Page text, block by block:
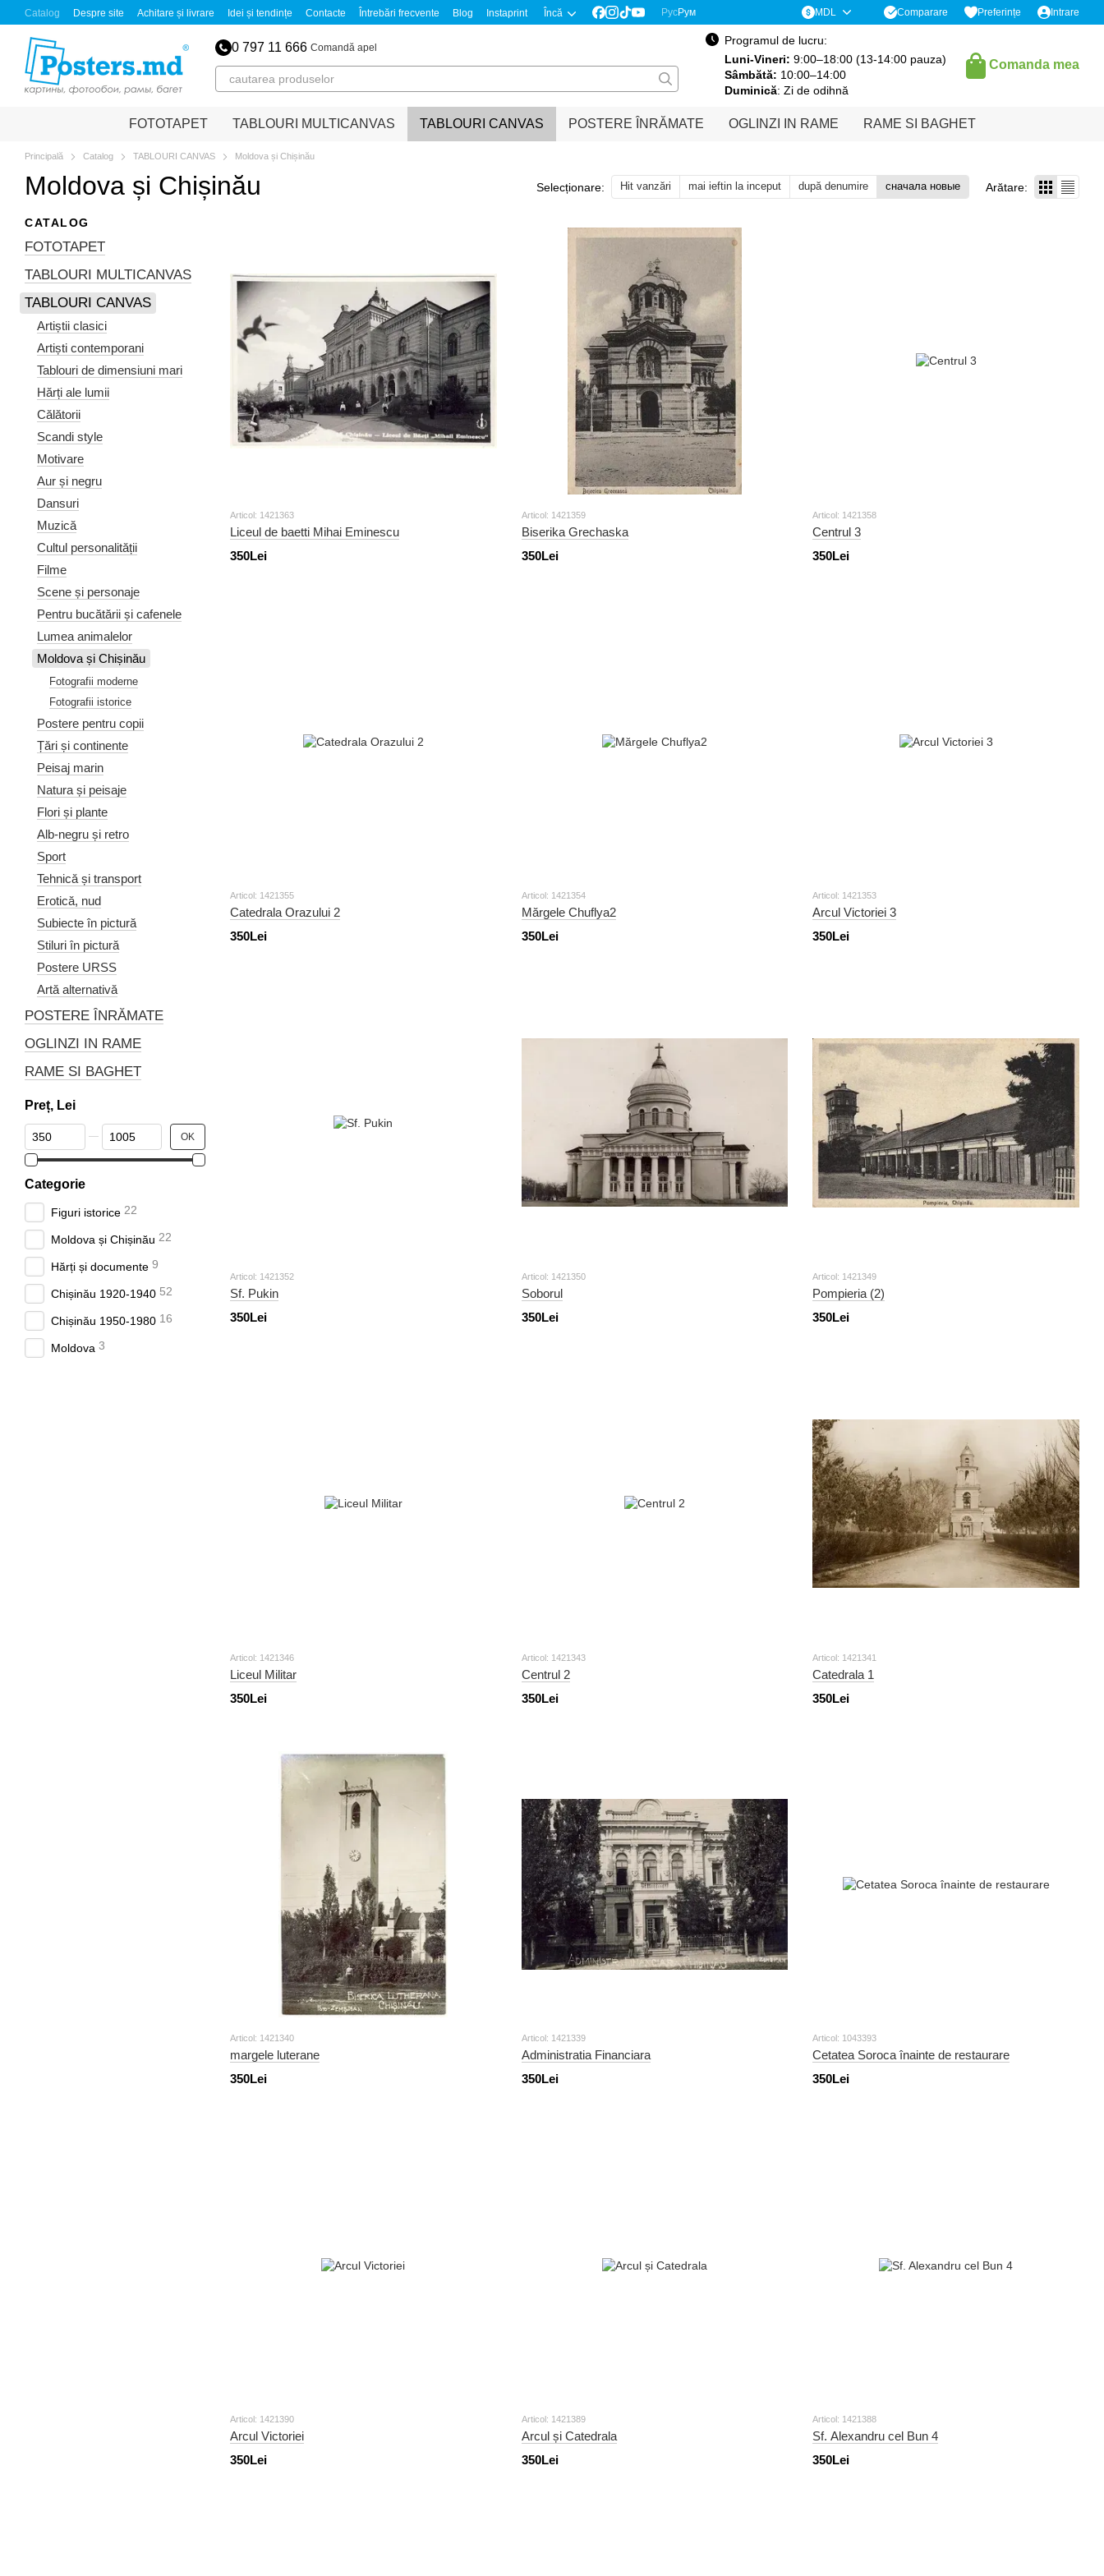
Mergi la conținutul principal
Catalog Despre site Achitare și livrare Idei și tendințe Contacte Întrebări frecvente Blog Instaprint Încă РусРум MDL Comparare Preferințe Intrare
0 797 11 666 Comandă apel
Programul de lucru:
Luni-Vineri: 9:00–18:00 (13-14:00 pauza)
Sâmbătă: 10:00–14:00
Duminică: Zi de odihnă
Comanda mea
FOTOTAPET TABLOURI MULTICANVAS TABLOURI CANVAS POSTERE ÎNRĂMATE OGLINZI IN RAME RAME SI BAGHET
Principală Catalog TABLOURI CANVAS Moldova și Chișinău
Moldova și Chișinău Selecționare: Hit vanzări mai ieftin la inceput după denumire сначала новые Arătare:
Articol: 1421363
Liceul de baetti Mihai Eminescu
350Lei
Articol: 1421359
Biserika Grechaska
350Lei
Articol: 1421358
Centrul 3
350Lei
Articol: 1421355
Catedrala Orazului 2
350Lei
Articol: 1421354
Mărgele Chuflya2
350Lei
Articol: 1421353
Arcul Victoriei 3
350Lei
Articol: 1421352
Sf. Pukin
350Lei
Articol: 1421350
Soborul
350Lei
Articol: 1421349
Pompieria (2)
350Lei
Articol: 1421346
Liceul Militar
350Lei
Articol: 1421343
Centrul 2
350Lei
Articol: 1421341
Catedrala 1
350Lei
Articol: 1421340
margele luterane
350Lei
Articol: 1421339
Administratia Financiara
350Lei
Articol: 1043393
Cetatea Soroca înainte de restaurare
350Lei
Articol: 1421390
Arcul Victoriei
350Lei
Articol: 1421389
Arcul și Catedrala
350Lei
Articol: 1421388
Sf. Alexandru cel Bun 4
350Lei
CATALOG
FOTOTAPET
TABLOURI MULTICANVAS
TABLOURI CANVAS
Artiștii clasici
Artiști contemporani
Tablouri de dimensiuni mari
Hărți ale lumii
Călătorii
Scandi style
Motivare
Aur și negru
Dansuri
Muzică
Cultul personalității
Filme
Scene și personaje
Pentru bucătării și cafenele
Lumea animalelor
Moldova și Chișinău
Fotografii moderne
Fotografii istorice
Postere pentru copii
Țări și continente
Peisaj marin
Natura și peisaje
Flori și plante
Alb-negru și retro
Sport
Tehnică și transport
Erotică, nud
Subiecte în pictură
Stiluri în pictură
Postere URSS
Artă alternativă
POSTERE ÎNRĂMATE
OGLINZI IN RAME
RAME SI BAGHET
Preț, Lei
De la Preț, Lei
Până la Preț, Lei OK
Categorie
Figuri istorice 22
Moldova și Chișinău 22
Hărți și documente 9
Chișinău 1920-1940 52
Chișinău 1950-1980 16
Moldova 3